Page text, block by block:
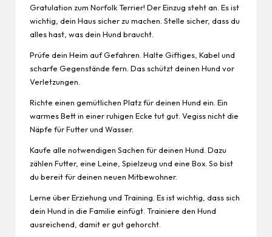
Gratulation zum Norfolk Terrier! Der Einzug steht an. Es ist
wichtig, dein Haus sicher zu machen. Stelle sicher, dass du
alles hast, was dein Hund braucht.
Prüfe dein Heim auf Gefahren. Halte Giftiges, Kabel und
scharfe Gegenstände fern. Das schützt deinen Hund vor
Verletzungen.
Richte einen gemütlichen Platz für deinen Hund ein. Ein
warmes Bett in einer ruhigen Ecke tut gut. Vegiss nicht die
Näpfe für Futter und Wasser.
Kaufe alle notwendigen Sachen für deinen Hund. Dazu
zählen Futter, eine Leine, Spielzeug und eine Box. So bist
du bereit für deinen neuen Mitbewohner.
Lerne über Erziehung und Training. Es ist wichtig, dass sich
dein Hund in die Familie einfügt. Trainiere den Hund
ausreichend, damit er gut gehorcht.